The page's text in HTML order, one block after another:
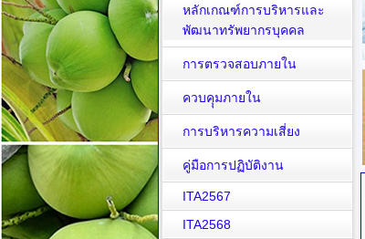
หลักเกณฑ์การบริหารและ
พัฒนาทรัพยากรบุคคล
การตรวจสอบภายใน
ควบคุุมภายใน
การบริหารความเสี่ยง
คู่มือการปฏิบัติงาน
ITA2567
ITA2568